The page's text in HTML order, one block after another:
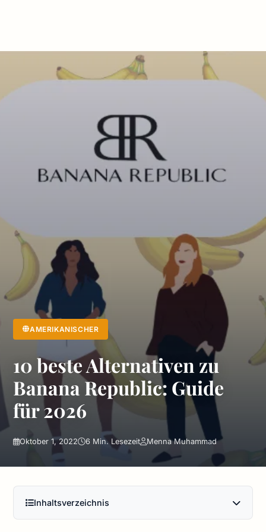
AMERIKANISCHER
10 beste Alternativen zu
Banana Republic: Guide
für 2026
Oktober 1, 2022 6 Min. Lesezeit Menna Muhammad
Inhaltsverzeichnis